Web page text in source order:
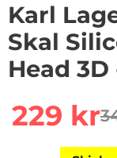
Karl
Skal
Head
rea
229 kr